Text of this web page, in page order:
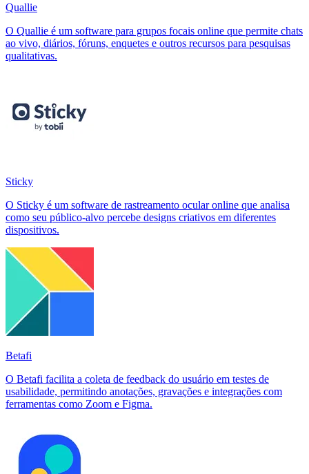
Quallie
O Quallie é um software para grupos focais online que permite chats
ao vivo, diários, fóruns, enquetes e outros recursos para pesquisas
qualitativas.
Sticky
O Sticky é um software de rastreamento ocular online que analisa
como seu público-alvo percebe designs criativos em diferentes
dispositivos.
Betafi
O Betafi facilita a coleta de feedback do usuário em testes de
usabilidade, permitindo anotações, gravações e integrações com
ferramentas como Zoom e Figma.